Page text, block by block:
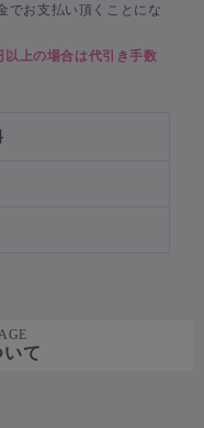
でお支払い頂くことにな
上の場合は代引き手数
て